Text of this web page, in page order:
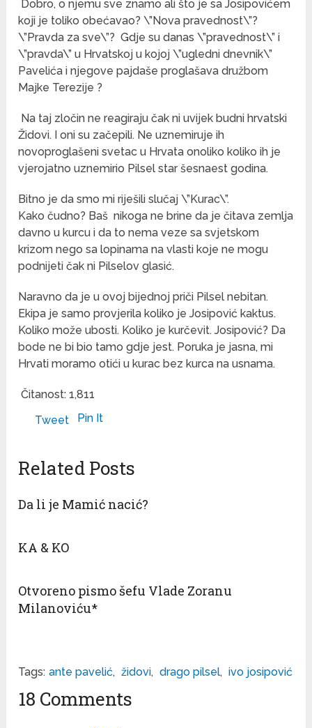
Dobro, o njemu sve znamo ali što je sa Josipovićem
koji je toliko obećavao? \”Nova pravednost\”?
\”Pravda za sve\”? Gdje su danas \”pravednost\” i
\”pravda\” u Hrvatskoj u kojoj \”ugledni dnevnik\”
Pavelića i njegove pajdaše proglašava družbom
Majke Terezije ?
Na taj zločin ne reagiraju čak ni uvijek budni hrvatski
Židovi. I oni su začepili. Ne uznemiruje ih
novoproglašeni svetac u Hrvata onoliko koliko ih je
vjerojatno uznemirio Pilsel star šesnaest godina.
Bitno je da smo mi riješili slučaj \”Kurac\”.
Kako čudno? Baš nikoga ne brine da je čitava zemlja
davno u kurcu i da to nema veze sa svjetskom
krizom nego sa lopinama na vlasti koje ne mogu
podnijeti čak ni Pilselov glasić.
Naravno da je u ovoj bijednoj priči Pilsel nebitan.
Ekipa je samo provjerila koliko je Josipović kaktus.
Koliko može ubosti. Koliko je kurčevit. Josipović? Da
bode ne bi bio tamo gdje jest. Poruka je jasna, mi
Hrvati moramo otići u kurac bez kurca na usnama.
Čitanost: 1,811
Tweet
Pin It
Related Posts
Da li je Mamić nacić?
KA & KO
Otvoreno pismo šefu Vlade Zoranu
Milanoviću*
Tags: ante pavelić, židovi, drago pilsel, ivo josipović
18 Comments